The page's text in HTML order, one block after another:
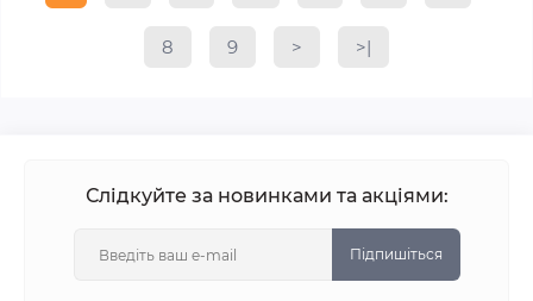
8 9 > >|
Слідкуйте за новинками та акціями:
Підпишіться